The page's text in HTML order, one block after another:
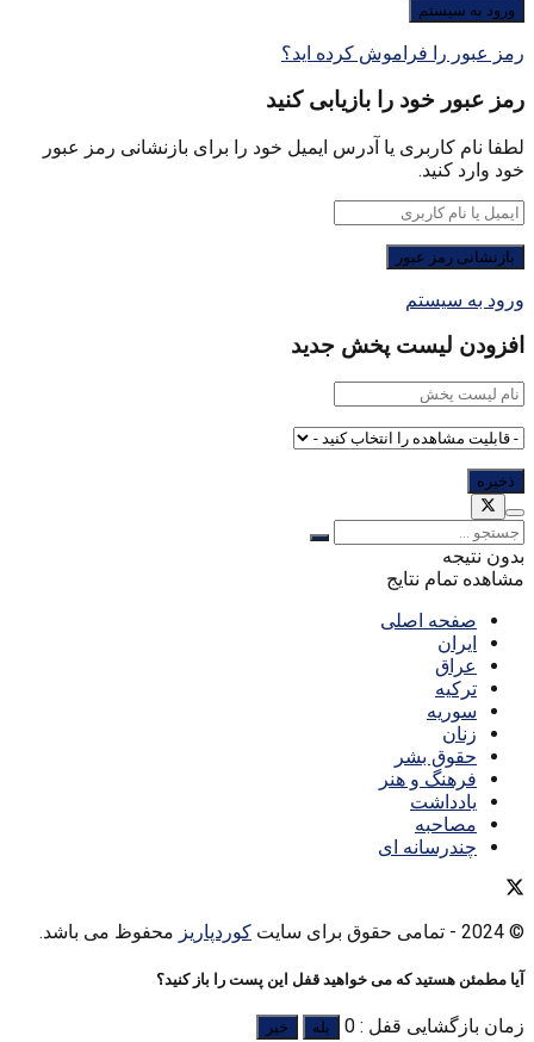
رمز عبور را فراموش کرده اید؟
رمز عبور خود را بازیابی کنید
لطفا نام کاربری یا آدرس ایمیل خود را برای بازنشانی رمز عبور
خود وارد کنید.
ورود به سیستم
افزودن لیست پخش جدید
بدون نتیجه
مشاهده تمام نتایج
صفحه اصلی
ایران
عراق
ترکیه
سوریه
زنان
حقوق بشر
فرهنگ و هنر
یادداشت
مصاحبه
چندرسانه ای
© 2024 - تمامی حقوق برای سایت کوردپاریز محفوظ می باشد.
آیا مطمئن هستید که می خواهید قفل این پست را باز کنید؟
زمان بازگشایی قفل : 0 بله خیر